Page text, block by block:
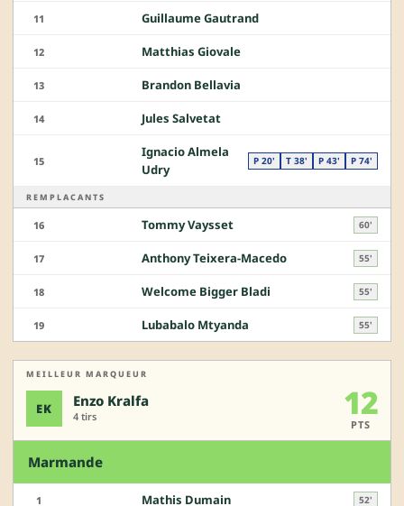
11 Guillaume Gautrand
12 Matthias Giovale
13 Brandon Bellavia
14 Jules Salvetat
15
Ignacio Almela
Udry
P 20' T 38' P 43' P 74'
REMPLACANTS
16 Tommy Vaysset 60'
17 Anthony Teixera-Macedo 55'
18 Welcome Bigger Bladi 55'
19 Lubabalo Mtyanda 55'
MEILLEUR MARQUEUR
EK Enzo Kralfa
4 tirs 12
PTS
Marmande
1 Mathis Dumain 52'